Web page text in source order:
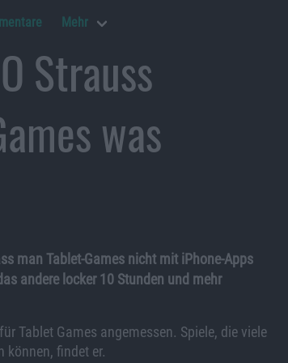
Mehr
Strauss
was
man Tablet-Games nicht mit iPhone-Apps
andere locker 10 Stunden und mehr
Tablet Games angemessen. Spiele, die viele
können, findet er.